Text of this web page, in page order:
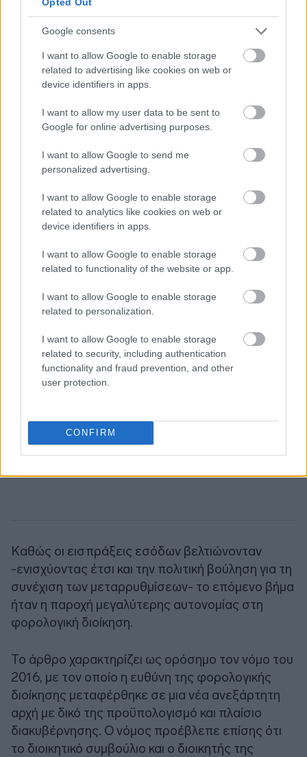
Google consents
I want to allow Google to enable storage
related to advertising like cookies on web or
device identifiers in apps.
I want to allow my user data to be sent to
Google for online advertising purposes.
I want to allow Google to send me
personalized advertising.
I want to allow Google to enable storage
related to analytics like cookies on web or
device identifiers in apps.
I want to allow Google to enable storage
related to functionality of the website or app.
I want to allow Google to enable storage
related to personalization.
I want to allow Google to enable storage
related to security, including authentication
functionality and fraud prevention, and other
user protection.
CONFIRM
των τοπικών εφοριών από 288 σε 119 μέσα σε
λίγο περισσότερο από έναν χρόνο, ενώ
βάση τις αρμοδιότητες και όχι τη γεωγραφική
κατανομή.
Καθώς οι εισπράξεις εσόδων βελτιώνονταν
-ενισχύοντας έτσι και την πολιτική βούληση για τη
συνέχιση των μεταρρυθμίσεων- το επόμενο βήμα
ήταν η παροχή μεγαλύτερης αυτονομίας στη
φορολογική διοίκηση.
Το άρθρο χαρακτηρίζει ως ορόσημο τον νόμο του
2016, με τον οποίο η ευθύνη της φορολογικής
διοίκησης μεταφέρθηκε σε μια νέα ανεξάρτητη
αρχή με δικό της προϋπολογισμό και πλαίσιο
διακυβέρνησης. Ο νόμος προέβλεπε επίσης ότι
το διοικητικό συμβούλιο και ο διοικητής της